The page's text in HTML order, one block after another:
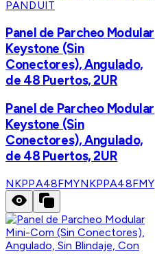
PANDUIT
Panel de Parcheo Modular
Keystone (Sin
Conectores), Angulado,
de 48 Puertos, 2UR
Panel de Parcheo Modular
Keystone (Sin
Conectores), Angulado,
de 48 Puertos, 2UR
NKPPA48FMYNKPPA48FMY